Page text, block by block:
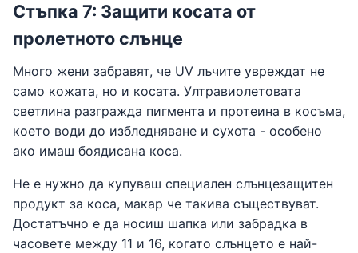
Стъпка 7: Защити косата от
пролетното слънце
Много жени забравят, че UV лъчите увреждат не
само кожата, но и косата. Ултравиолетовата
светлина разгражда пигмента и протеина в косъма,
което води до избледняване и сухота - особено
ако имаш боядисана коса.
Не е нужно да купуваш специален слънцезащитен
продукт за коса, макар че такива съществуват.
Достатъчно е да носиш шапка или забрадка в
часовете между 11 и 16, когато слънцето е най-